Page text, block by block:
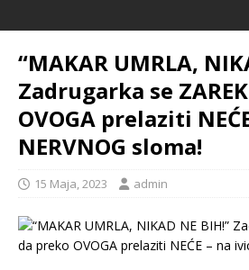
“MAKAR UMRLA,
Zadrugarka se
OVOGA prelaziti
NERVNOG sloma!
15 Maja, 2023 admin